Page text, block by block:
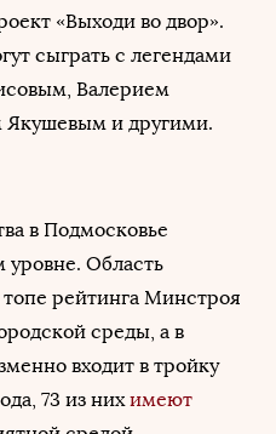
«Выходи во двор».
сыграть с легендами
Валерием
и другими.
в Подмосковье
уровне. Область
рейтинга Минстроя
среды, а в
входит в тройку
73 из нихимеют